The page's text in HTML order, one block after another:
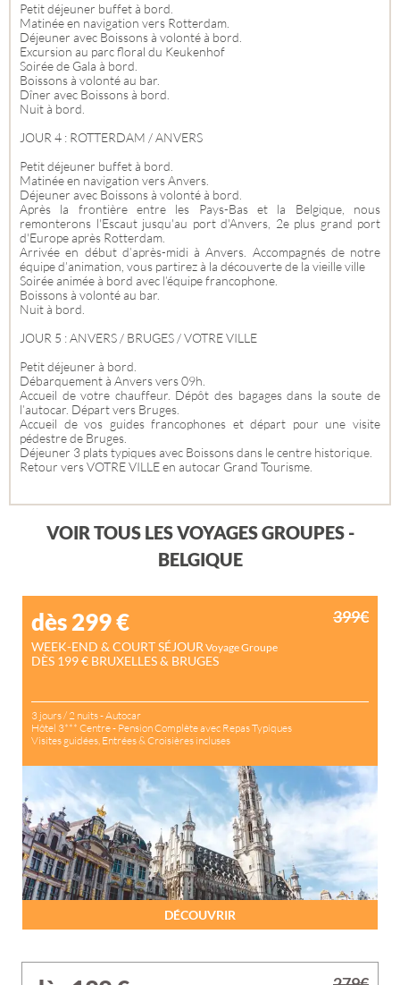
Petit déjeuner buffet à bord.
Matinée en navigation vers Rotterdam.
Déjeuner avec Boissons à volonté à bord.
Excursion au parc floral du Keukenhof
Soirée de Gala à bord.
Boissons à volonté au bar.
Dîner avec Boissons à bord.
Nuit à bord.
JOUR 4 : ROTTERDAM / ANVERS
Petit déjeuner buffet à bord.
Matinée en navigation vers Anvers.
Déjeuner avec Boissons à volonté à bord.
Après la frontière entre les Pays-Bas et la Belgique, nous
remonterons l'Escaut jusqu'au port d'Anvers, 2e plus grand port
d'Europe après Rotterdam.
Arrivée en début d’après-midi à Anvers. Accompagnés de notre
équipe d’animation, vous partirez à la découverte de la vieille ville
Soirée animée à bord avec l’équipe francophone.
Boissons à volonté au bar.
Nuit à bord.
JOUR 5 : ANVERS / BRUGES / VOTRE VILLE
Petit déjeuner à bord.
Débarquement à Anvers vers 09h.
Accueil de votre chauffeur. Dépôt des bagages dans la soute de
l’autocar. Départ vers Bruges.
Accueil de vos guides francophones et départ pour une visite
pédestre de Bruges.
Déjeuner 3 plats typiques avec Boissons dans le centre historique.
Retour vers VOTRE VILLE en autocar Grand Tourisme.
VOIR TOUS LES VOYAGES GROUPES -
BELGIQUE
dès 299€
WEEK-END & COURT SÉJOUR Voyage Groupe
DÈS 199 € BRUXELLES & BRUGES
3 jours / 2 nuits - Autocar
Hôtel 3*** Centre - Pension Complète avec Repas Typiques
Visites guidées, Entrées & Croisières incluses
DÉCOUVRIR
399€